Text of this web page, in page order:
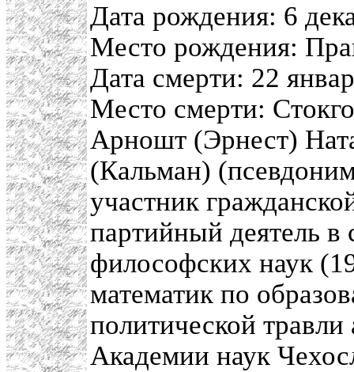
Дата рождения: 6
Место рождения:
Дата смерти: 22
Место смерти:
Арношт (Эрнест)
(Кальман)
участник
партийный деятель в
философских наук
математик по
политической
Академии наук